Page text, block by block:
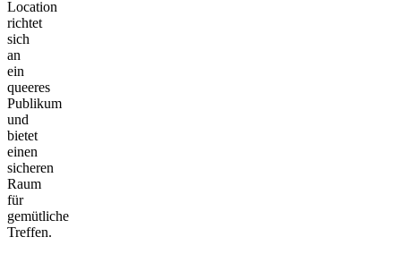
Location
richtet
sich
an
ein
queeres
Publikum
und
bietet
einen
sicheren
Raum
für
gemütliche
Treffen.